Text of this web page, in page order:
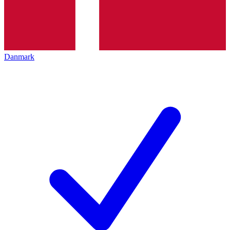
Danmark